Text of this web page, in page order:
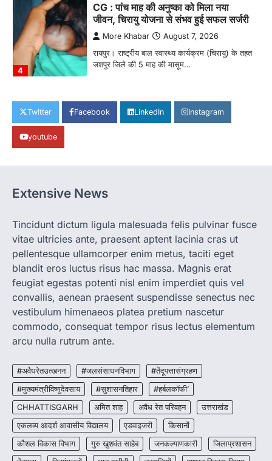
4
CG : पांच माह की अनुष्का को मिला नया
जीवन, चिरायु योजना से संभव हुई सफल सर्जरी
More Khabar August 7, 2026
रायपुर। राष्ट्रीय बाल स्वास्थ्य कार्यक्रम (चिरायु) के तहत
जशपुर जिले की 5 माह की मासूम…
CG: छिपली की दीदियों का कमाल, बकरी
पालन से बढ़ी आय और मजबूत हुआ आत्मविश्वास
बनाने की दिशा में जिले के नगरी…
2
CHHATTISGARH
जाएगी एल्बेंडाजोल
More Khabar August 7, 2026
रायपुर। राष्ट्रीय कृमि मुक्ति दिवस भारत सरकार द्वारा
बच्चों के स्वास्थ्य सुधार के लिए वर्ष…
3
CHHATTISGARH
CG : मुख्यमंत्री विष्णुदेव साय के नेतृत्व में
छत्तीसगढ़ को बड़ी उपलब्धि
More Khabar
हरित विकास और किसानों की आय…
CHHATTISGARH
CG : पांच माह की अनुष्का को मिला नया
जीवन, चिरायु योजना से संभव हुई सफल सर्जरी
More Khabar August 7, 2026
रायपुर। राष्ट्रीय बाल स्वास्थ्य कार्यक्रम (चिरायु) के तहत
Twitter Facebook LinkedIn Instagram
youtube
Extensive News
Tincidunt dictum ligula malesuada felis pulvinar fusce
vitae ultricies ante, praesent aptent lacinia cras ut
pellentesque ullamcorper enim metus, taciti eget
blandit eros luctus risus hac massa. Magnis erat
feugiat egestas potenti nisl enim imperdiet quis vel
convallis, aenean praesent suspendisse senectus nec
vestibulum himenaeos platea pretium nascetur
commodo, consequat tempor risus lectus elementum
arcu nulla rutrum ante.
#अवैधरेतउत्खनन #जलसंसाधनविभाग
#तेंदूपत्तासंग्रहण
#मुख्यमंत्रीविष्णुदेवसाय
#सुशासनतिहार
#हर्बलकॉफी’
CHHATTISGARH
अमित शाह अवैध रेत परिवहन
उत्तराखंड
एकलव्य आदर्श आवासीय विद्यालय
एडवाइजरी
किसानों
कौशल विकास विभाग
गुरु खुशवंत साहेब जनकल्याणकारी
जिलाप्रशासन